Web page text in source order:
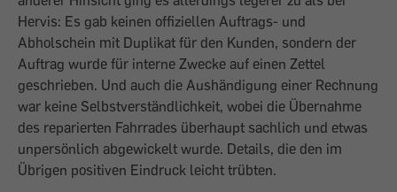
Hervis: Es gab keinen offiziellen Auftrags- und
Abholschein mit Duplikat für den Kunden, sondern der
Auftrag wurde für interne Zwecke auf einen Zettel
geschrieben. Und auch die Aushän­digung einer Rechnung
war keine Selbst­verständlichkeit, wobei die Übernahme
des reparierten Fahrrades überhaupt sachlich und etwas
unpersönlich abgewickelt wurde. Details, die den im
Übrigen positiven Eindruck leicht trübten.